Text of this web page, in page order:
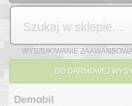
Szukaj
WYSZUKIWANIE
DO DARMOWEJ
Demobil